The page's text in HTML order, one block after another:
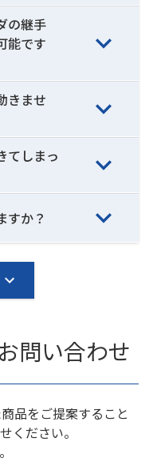
の継手
能です
きませ
てしまっ
すか？
問い合わせ
品をご提案すること
ください。